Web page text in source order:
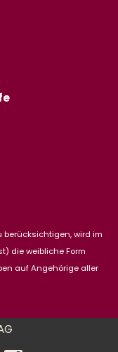
berücksichtigen, wird im
die weibliche Form
auf Angehörige aller